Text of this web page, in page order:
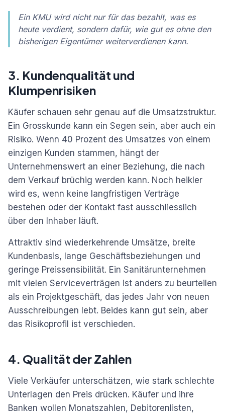
Ein KMU wird nicht nur für das bezahlt, was es
heute verdient, sondern dafür, wie gut es ohne den
bisherigen Eigentümer weiterverdienen kann.
3. Kundenqualität und
Klumpenrisiken
Käufer schauen sehr genau auf die Umsatzstruktur.
Ein Grosskunde kann ein Segen sein, aber auch ein
Risiko. Wenn 40 Prozent des Umsatzes von einem
einzigen Kunden stammen, hängt der
Unternehmenswert an einer Beziehung, die nach
dem Verkauf brüchig werden kann. Noch heikler
wird es, wenn keine langfristigen Verträge
bestehen oder der Kontakt fast ausschliesslich
über den Inhaber läuft.
Attraktiv sind wiederkehrende Umsätze, breite
Kundenbasis, lange Geschäftsbeziehungen und
geringe Preissensibilität. Ein Sanitärunternehmen
mit vielen Serviceverträgen ist anders zu beurteilen
als ein Projektgeschäft, das jedes Jahr von neuen
Ausschreibungen lebt. Beides kann gut sein, aber
das Risikoprofil ist verschieden.
4. Qualität der Zahlen
Viele Verkäufer unterschätzen, wie stark schlechte
Unterlagen den Preis drücken. Käufer und ihre
Banken wollen Monatszahlen, Debitorenlisten,